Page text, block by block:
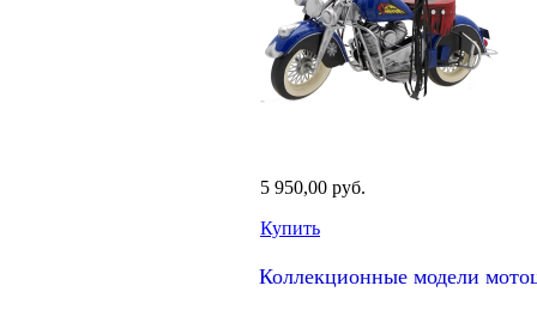
5 950,00 руб.
Купить
Коллекционные модели